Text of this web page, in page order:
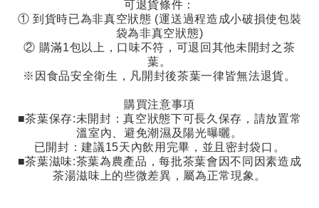
可退貨條件：
① 到貨時已為非真空狀態 (運送過程造成小破損使包裝
袋為非真空狀態)
② 購滿1包以上，口味不符，可退回其他未開封之茶
葉。
※因食品安全衛生，凡開封後茶葉一律皆無法退貨。
購買注意事項
■茶葉保存:未開封：真空狀態下可長久保存，請放置常
溫室內、避免潮濕及陽光曝曬。
已開封：建議15天內飲用完畢，並且密封袋口。
■茶葉滋味:茶葉為農產品，每批茶葉會因不同因素造成
茶湯滋味上的些微差異，屬為正常現象。